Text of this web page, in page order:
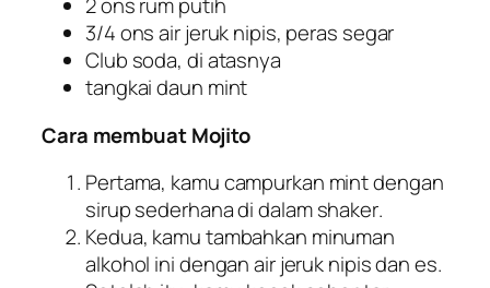
2 ons rum putih
3/4 ons air jeruk nipis, peras segar
Club soda, di atasnya
tangkai daun mint
Cara membuat Mojito
Pertama, kamu campurkan mint dengan
sirup sederhana di dalamshaker.
Kedua, kamu tambahkan minuman
alkohol ini dengan air jeruk nipis dan es.